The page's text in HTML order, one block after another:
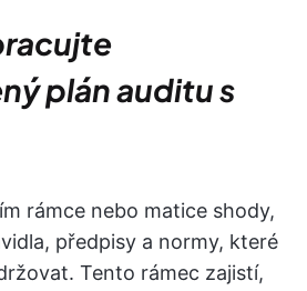
plán auditu s
rámce nebo matice shody,
předpisy a normy, které
Tento rámec zajistí,